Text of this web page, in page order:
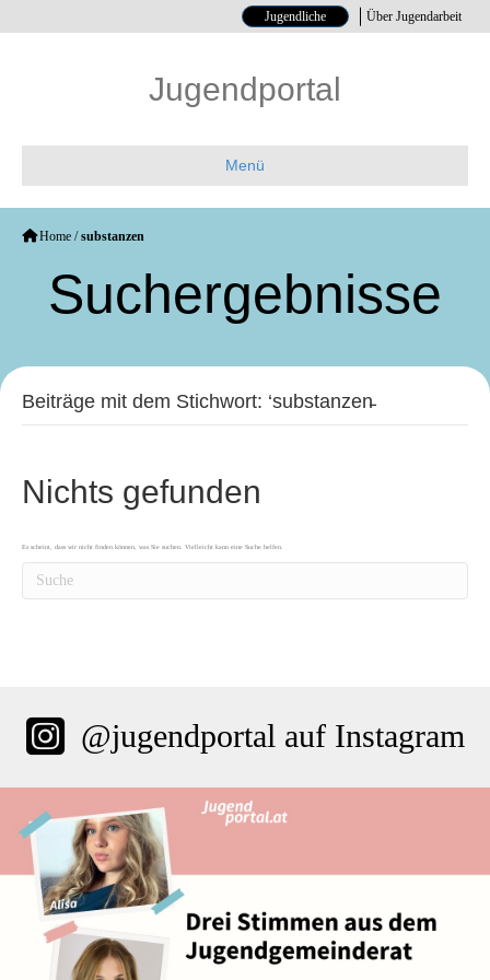
Jugendliche Über Jugendarbeit
Jugendportal
Menü
Home /substanzen
Such­ergebnisse
Beiträge mit dem Stichwort: ‘substanzen̵
Nichts gefunden
Es scheint, dass wir nicht finden können, was Sie suchen. Vielleicht kann eine Suche helfen.
@jugendportal auf Instagram